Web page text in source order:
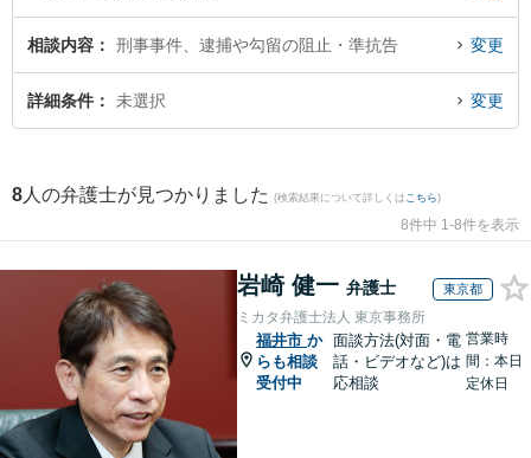
勾留の準抗告のトラブル解決の実績豊富な近くの弁護士を検索したい』『初回
相談無料で逮捕・勾留の準抗告を法律相談できる福井市内の弁護士に相談予約
したい』などでお困りの相談者さんにおすすめです。
相談内容 刑事事件、逮捕や勾留の阻止・準抗告 変更
詳細条件 未選択 変更
8 人の弁護士が見つかりました (検索結果について詳しくは こちら)
8件中 1-8件を表示
岩崎 健一 弁護士 東京都
ミカタ弁護士法人 東京事務所
福井市 か
らも相談
受付中
面談方法(対面・電
話・ビデオなど)は
応相談
営業時
間：本日
定休日